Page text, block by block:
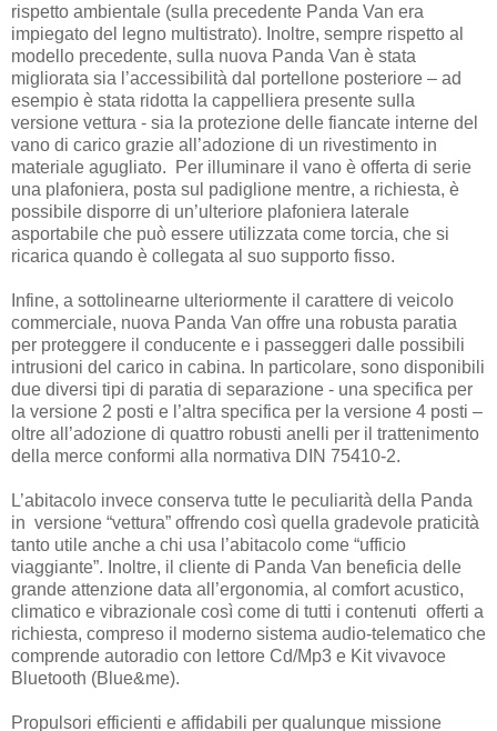
rispetto ambientale (sulla precedente Panda Van era
impiegato del legno multistrato). Inoltre, sempre rispetto al
modello precedente, sulla nuova Panda Van è stata
migliorata sia l’accessibilità dal portellone posteriore – ad
esempio è stata ridotta la cappelliera presente sulla
versione vettura - sia la protezione delle fiancate interne del
vano di carico grazie all’adozione di un rivestimento in
materiale agugliato. Per illuminare il vano è offerta di serie
una plafoniera, posta sul padiglione mentre, a richiesta, è
possibile disporre di un’ulteriore plafoniera laterale
asportabile che può essere utilizzata come torcia, che si
ricarica quando è collegata al suo supporto fisso.
Infine, a sottolinearne ulteriormente il carattere di veicolo
commerciale, nuova Panda Van offre una robusta paratia
per proteggere il conducente e i passeggeri dalle possibili
intrusioni del carico in cabina. In particolare, sono disponibili
due diversi tipi di paratia di separazione - una specifica per
la versione 2 posti e l’altra specifica per la versione 4 posti –
oltre all’adozione di quattro robusti anelli per il trattenimento
della merce conformi alla normativa DIN 75410-2.
L’abitacolo invece conserva tutte le peculiarità della Panda
in versione “vettura” offrendo così quella gradevole praticità
tanto utile anche a chi usa l’abitacolo come “ufficio
viaggiante”. Inoltre, il cliente di Panda Van beneficia delle
grande attenzione data all’ergonomia, al comfort acustico,
climatico e vibrazionale così come di tutti i contenuti offerti a
richiesta, compreso il moderno sistema audio-telematico che
comprende autoradio con lettore Cd/Mp3 e Kit vivavoce
Bluetooth (Blue&me).
Propulsori efficienti e affidabili per qualunque missione